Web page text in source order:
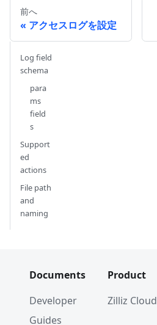
前へ
アクセスログを設定
Log field
schema
para
ms
field
s
Support
ed
actions
File path
and
naming
Documents
Developer
Guides
Product
Zilliz Cloud